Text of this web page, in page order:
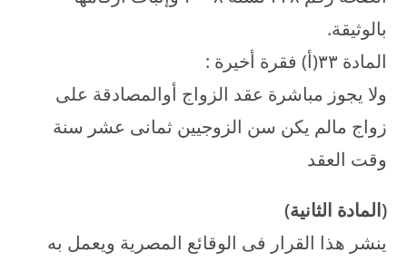
بالوثيقة.
المادة ۳۳(أ) فقرة أخيرة :
ولا يجوز مباشرة عقد الزواج أوالمصادقة على
زواج مالم يكن سن الزوجيين ثمانى عشر سنة
وقت العقد
(المادة الثانية)
ينشر هذا القرار فى الوقائع المصرية ويعمل به